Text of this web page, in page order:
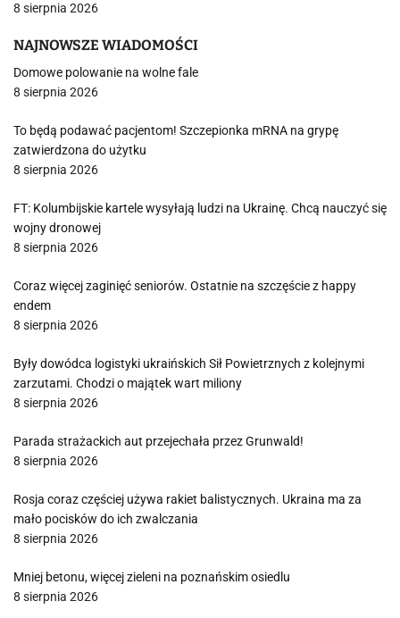
8 sierpnia 2026
NAJNOWSZE WIADOMOŚCI
Domowe polowanie na wolne fale
8 sierpnia 2026
To będą podawać pacjentom! Szczepionka mRNA na grypę
zatwierdzona do użytku
8 sierpnia 2026
FT: Kolumbijskie kartele wysyłają ludzi na Ukrainę. Chcą nauczyć się
wojny dronowej
8 sierpnia 2026
Coraz więcej zaginięć seniorów. Ostatnie na szczęście z happy
endem
8 sierpnia 2026
Były dowódca logistyki ukraińskich Sił Powietrznych z kolejnymi
zarzutami. Chodzi o majątek wart miliony
8 sierpnia 2026
Parada strażackich aut przejechała przez Grunwald!
8 sierpnia 2026
Rosja coraz częściej używa rakiet balistycznych. Ukraina ma za
mało pocisków do ich zwalczania
8 sierpnia 2026
Mniej betonu, więcej zieleni na poznańskim osiedlu
8 sierpnia 2026